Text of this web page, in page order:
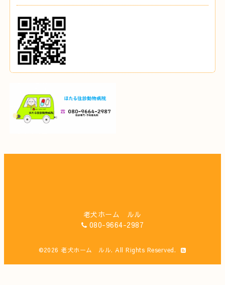
老犬ホーム ルル
080-9664-2987
©2026老犬ホーム ルル. All Rights Reserved.